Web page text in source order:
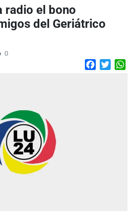
radio el bono
del Geriátrico
0
Facebook